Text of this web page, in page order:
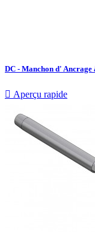
DC - Manchon d' Ancrage
 Aperçu rapide